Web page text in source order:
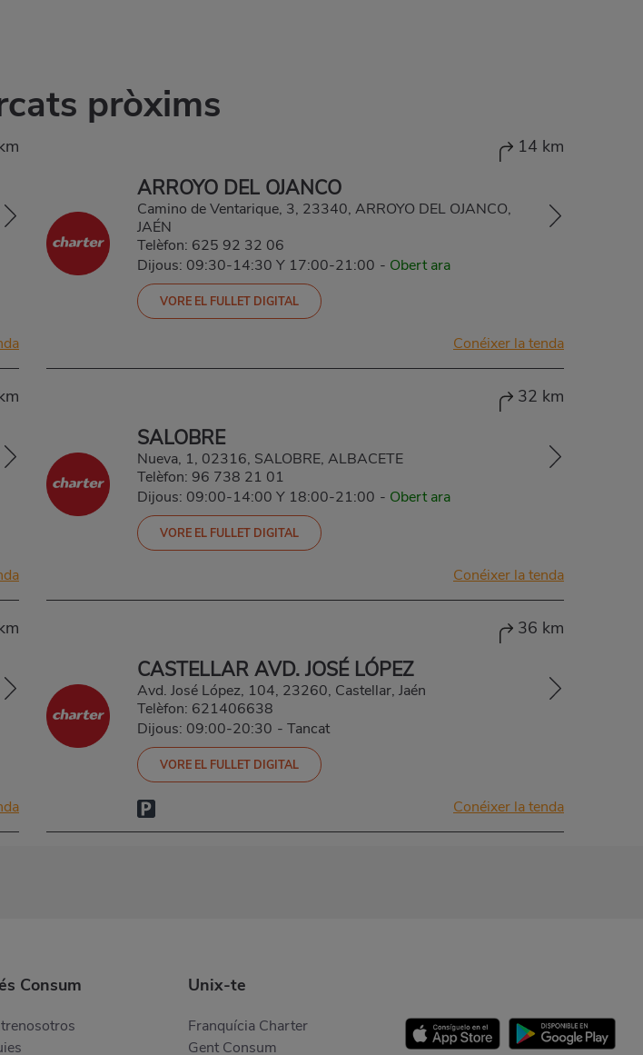
pròxims
14 km
ARROYO DEL OJANCO
Camino de Ventarique, 3, 23340, ARROYO DEL OJANCO,
JAÉN
Telèfon: 625 92 32 06
Dijous: 09:30-14:30 Y 17:00-21:00 - Obert ara
VORE EL FULLET DIGITAL
Conéixer la tenda
32 km
SALOBRE
Nueva, 1, 02316, SALOBRE, ALBACETE
Telèfon: 96 738 21 01
Dijous: 09:00-14:00 Y 18:00-21:00 - Obert ara
VORE EL FULLET DIGITAL
Conéixer la tenda
36 km
CASTELLAR AVD. JOSÉ LÓPEZ
Avd. José López, 104, 23260, Castellar, Jaén
Telèfon: 621406638
Dijous: 09:00-20:30 - Tancat
VORE EL FULLET DIGITAL
Conéixer la tenda
Consum Unix-te
Franquícia Charter
Gent Consum